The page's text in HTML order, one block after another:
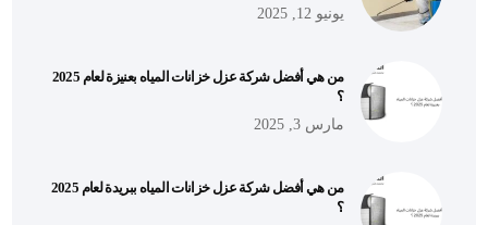
يونيو 12, 2025
من هي أفضل شركة عزل خزانات المياه بعنيزة لعام 2025
؟
مارس 3, 2025
من هي أفضل شركة عزل خزانات المياه ببريدة لعام 2025
؟